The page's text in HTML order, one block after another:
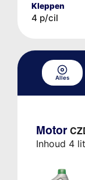
Kleppen
4 p/cil
Alles
Motor
Inhoud 4